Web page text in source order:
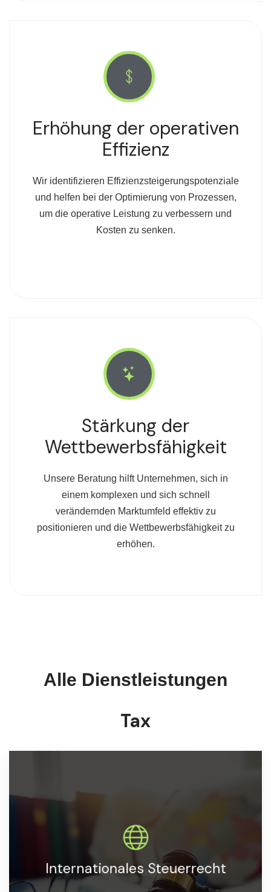
Erhöhung der operativen
Effizienz
Wir identifizieren Effizienzsteigerungspotenziale
und helfen bei der Optimierung von Prozessen,
um die operative Leistung zu verbessern und
Kosten zu senken.
Stärkung der
Wettbewerbsfähigkeit
Unsere Beratung hilft Unternehmen, sich in
einem komplexen und sich schnell
verändernden Marktumfeld effektiv zu
positionieren und die Wettbewerbsfähigkeit zu
erhöhen.
Alle Dienstleistungen
Tax
Internationales Steuerrecht
Beratung im internationalen Steuerrecht zur
Unterstützung bei grenzüberschreitenden
Transaktionen und Steuerkonformität.